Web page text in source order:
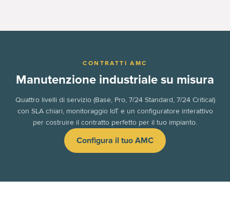
CONTRATTI AMC
Manutenzione industriale su misura
Quattro livelli di servizio (Base, Pro, 7/24 Standard, 7/24 Critical)
con SLA chiari, monitoraggio IoT e un configuratore interattivo
per costruire il contratto perfetto per il tuo impianto.
Configura il tuo AMC